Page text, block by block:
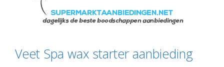
Veet Spa wax starter aanbieding